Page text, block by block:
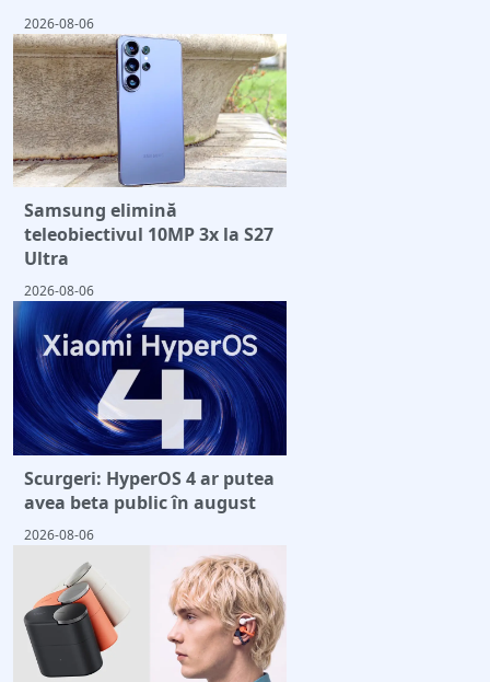
2026-08-06
Samsung elimină
teleobiectivul 10MP 3x la S27
Ultra
2026-08-06
Scurgeri: HyperOS 4 ar putea
avea beta public în august
2026-08-06